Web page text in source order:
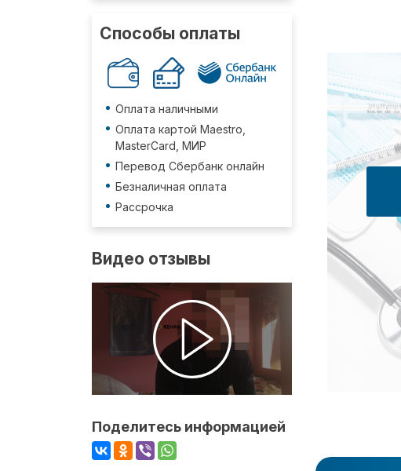
Способы оплаты
Оплата наличными
Оплата картой Maestro,
MasterCard, МИР
Перевод Сбербанк онлайн
Безналичная оплата
Рассрочка
Видео отзывы
Поделитесь информацией